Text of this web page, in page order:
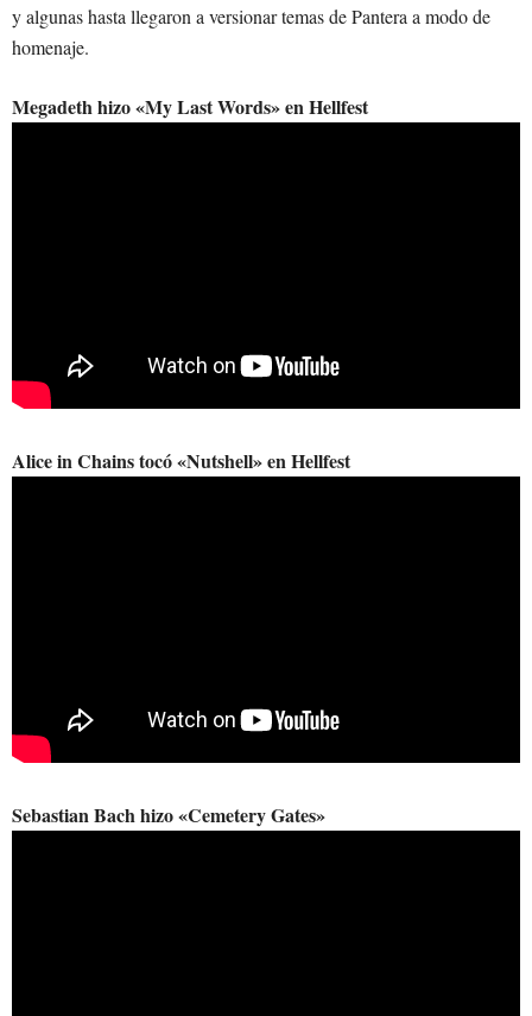
y algunas hasta llegaron a versionar temas de Pantera a modo de
homenaje.
Megadeth hizo «My Last Words» en Hellfest
Alice in Chains tocó «Nutshell» en Hellfest
Sebastian Bach hizo «Cemetery Gates»